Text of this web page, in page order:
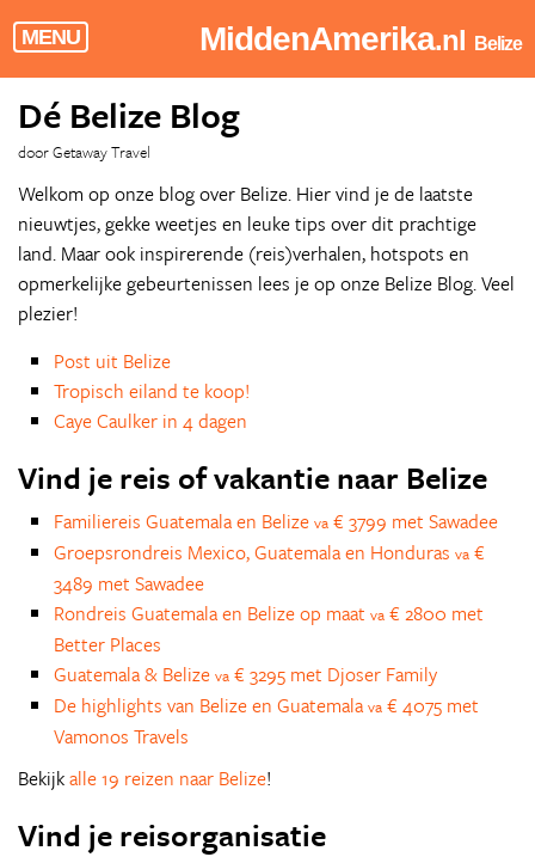
MENU MiddenAmerika.nl Belize
Dé Belize Blog
door Getaway Travel
Welkom op onze blog over Belize. Hier vind je de laatste
nieuwtjes, gekke weetjes en leuke tips over dit prachtige
land. Maar ook inspirerende (reis)verhalen, hotspots en
opmerkelijke gebeurtenissen lees je op onze Belize Blog. Veel
plezier!
Post uit Belize
Tropisch eiland te koop!
Caye Caulker in 4 dagen
Vind je reis of vakantie naar Belize
Familiereis Guatemala en Belize va € 3799 met Sawadee
Groepsrondreis Mexico, Guatemala en Honduras va €
3489 met Sawadee
Rondreis Guatemala en Belize op maat va € 2800 met
Better Places
Guatemala & Belize va € 3295 met Djoser Family
De highlights van Belize en Guatemala va € 4075 met
Vamonos Travels
Bekijkalle 19 reizen naar Belize!
Vind je reisorganisatie